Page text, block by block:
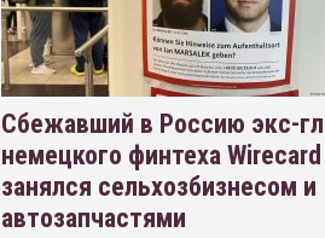
Сбежавший в Россию экс-
немецкого финтеха Wirecard
занялся сельхозбизнесом и
автозапчастями